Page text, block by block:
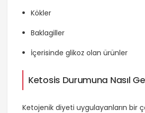
Kökler
Baklagiller
İçerisinde glikoz olan ürünler
Ketosis Durumuna Nasıl
Ketojenik diyeti uygulayanların bir